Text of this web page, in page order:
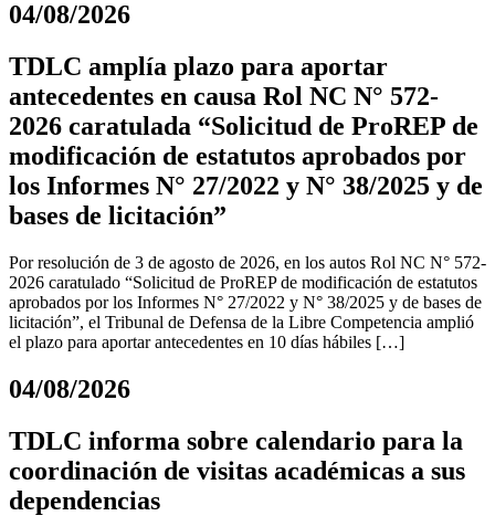
04/08/2026
TDLC amplía plazo para aportar
antecedentes en causa Rol NC N° 572-
2026 caratulada “Solicitud de ProREP de
modificación de estatutos aprobados por
los Informes N° 27/2022 y N° 38/2025 y de
bases de licitación”
Por resolución de 3 de agosto de 2026, en los autos Rol NC N° 572-
2026 caratulado “Solicitud de ProREP de modificación de estatutos
aprobados por los Informes N° 27/2022 y N° 38/2025 y de bases de
licitación”, el Tribunal de Defensa de la Libre Competencia amplió
el plazo para aportar antecedentes en 10 días hábiles […]
04/08/2026
TDLC informa sobre calendario para la
coordinación de visitas académicas a sus
dependencias